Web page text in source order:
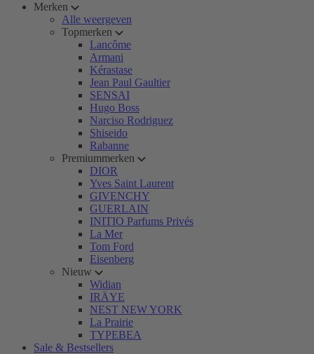
Merken
Alle weergeven
Topmerken
Lancôme
Armani
Kérastase
Jean Paul Gaultier
SENSAI
Hugo Boss
Narciso Rodriguez
Shiseido
Rabanne
Premiummerken
DIOR
Yves Saint Laurent
GIVENCHY
GUERLAIN
INITIO Parfums Privés
La Mer
Tom Ford
Eisenberg
Nieuw
Widian
IRÄYE
NEST NEW YORK
La Prairie
TYPEBEA
Sale & Bestsellers